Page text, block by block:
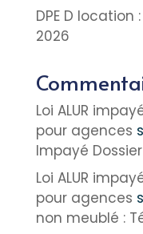
DPE D
2026
Loi ALUR
pour agences
Impayé
Loi ALUR
pour agences
non meublé :